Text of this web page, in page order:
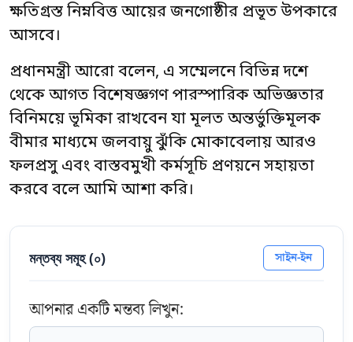
ক্ষতিগ্রস্ত নিম্নবিত্ত আয়ের জনগোষ্ঠীর প্রভূত উপকারে
আসবে।
প্রধানমন্ত্রী আরো বলেন, এ সম্মেলনে বিভিন্ন দশে
থেকে আগত বিশেষজ্ঞগণ পারস্পারিক অভিজ্ঞতার
বিনিময়ে ভূমিকা রাখবেন যা মূলত অন্তর্ভুক্তিমূলক
বীমার মাধ্যমে জলবায়ু ঝুঁকি মোকাবেলায় আরও
ফলপ্রসু এবং বাস্তবমুখী কর্মসূচি প্রণয়নে সহায়তা
করবে বলে আমি আশা করি।
মন্তব্য সমূহ (০) সাইন-ইন
আপনার একটি মন্তব্য লিখুন: